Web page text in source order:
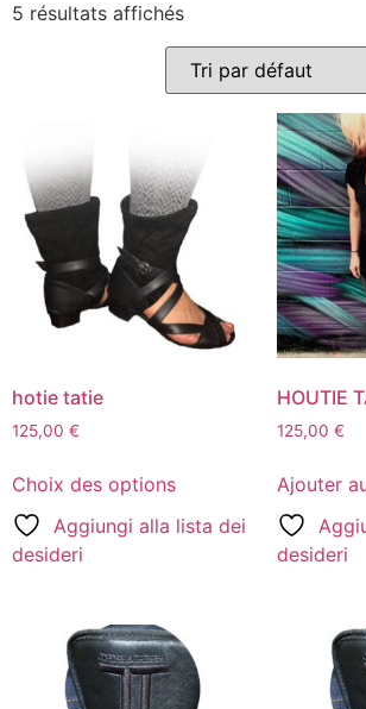
5 résultats affichés
hotie tatie
125,00 €
Choix des options
Aggiungi alla lista dei
desideri
HOUTIE
125,00 €
Ajouter
desideri